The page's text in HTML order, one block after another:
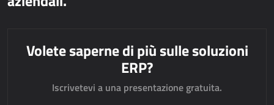
AllForUtility
SOLUZIONI PERSONALIZZATE
Volete saperne di più sulle soluzioni
ERP?
Iscrivetevi a una presentazione gratuita.